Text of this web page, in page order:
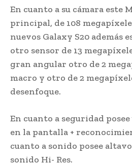
En cuanto a su cámara este
principal, de 108
nuevos Galaxy S20 además
otro sensor de 13
gran angular otro de 2
macro y otro de 2
desenfoque.
En cuanto a seguridad
en la pantalla +
cuanto a sonido posee
sonido Hi- Res.